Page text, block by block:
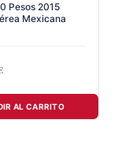
Pesos 2015
Mexicana
AL CARRITO